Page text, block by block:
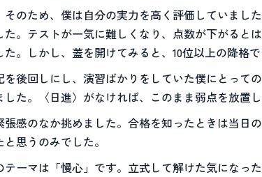
のため、僕は自分の実力を高く評価していまし
。テストが一気に難しくなり、点数が下がると
。しかし、蓋を開けてみると、10位以上の降格で
後回しにし、演習ばかりをしていた僕にとって
た。〈日進〉がなければ、このまま弱点を放置
感のなか挑めました。合格を知ったときは当日
思うのみでした。
ーマは「慢心」です。立式して解けた気になっ